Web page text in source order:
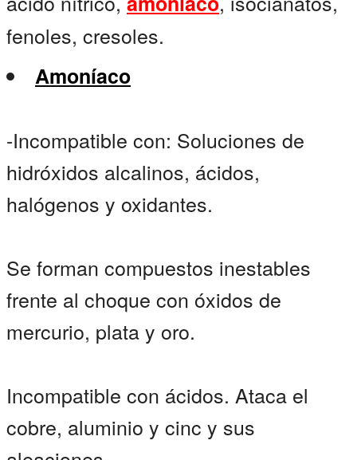
fenoles, cresoles.
Amoníaco
-Incompatible con: Soluciones de
hidróxidos alcalinos, ácidos,
halógenos y oxidantes.
Se forman compuestos inestables
frente al choque con óxidos de
mercurio, plata y oro.
Incompatible con ácidos. Ataca el
cobre, aluminio y cinc y sus